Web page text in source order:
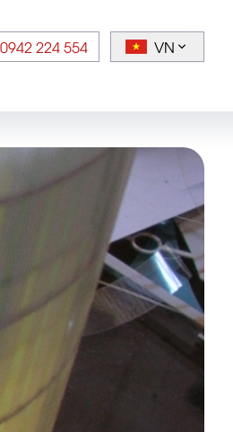
0942 224 554 VN